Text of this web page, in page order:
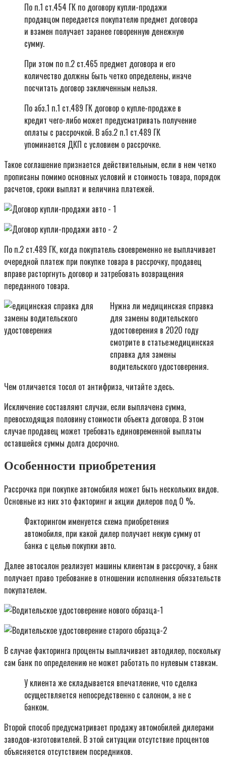
По п.1 ст.454 ГК по договору купли-продажи
продавцом передается покупателю предмет договора
и взамен получает заранее говоренную денежную
сумму.
При этом по п.2 ст.465 предмет договора и его
количество должны быть четко определены, иначе
посчитать договор заключенным нельзя.
По абз.1 п.1 ст.489 ГК договор о купле-продаже в
кредит чего-либо может предусматривать получение
оплаты с рассрочкой. В абз.2 п.1 ст.489 ГК
упоминается ДКП с условием о рассрочке.
Такое соглашение признается действительным, если в нем четко
прописаны помимо основных условий и стоимость товара, порядок
расчетов, сроки выплат и величина платежей.
По п.2 ст.489 ГК, когда покупатель своевременно не выплачивает
очередной платеж при покупке товара в рассрочку, продавец
вправе расторгнуть договор и затребовать возвращения
переданного товара.
Нужна ли медицинская справка
для замены водительского
удостоверения в 2020 году
смотрите в статье:медицинская
справка для замены
водительского удостоверения.
Чем отличается тосол от антифриза, читайте здесь.
Исключение составляют случаи, если выплачена сумма,
превосходящая половину стоимости объекта договора. В этом
случае продавец может требовать единовременной выплаты
оставшейся суммы долга досрочно.
Особенности приобретения
Рассрочка при покупке автомобиля может быть нескольких видов.
Основные из них это факторинг и акции дилеров под 0 %.
Факторингом именуется схема приобретения
автомобиля, при какой дилер получает некую сумму от
банка с целью покупки авто.
Далее автосалон реализует машины клиентам в рассрочку, а банк
получает право требование в отношении исполнения обязательств
покупателем.
В случае факторинга проценты выплачивает автодилер, поскольку
сам банк по определению не может работать по нулевым ставкам.
У клиента же складывается впечатление, что сделка
осуществляется непосредственно с салоном, а не с
банком.
Второй способ предусматривает продажу автомобилей дилерами
заводов-изготовителей. В этой ситуации отсутствие процентов
объясняется отсутствием посредников.